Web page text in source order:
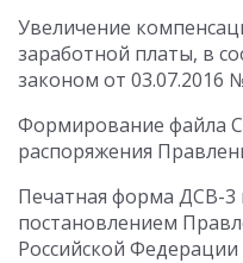
Увеличение
заработной платы, в
законом от 03.07.2016
Формирование файла
распоряжения
Печатная форма ДСВ-3
постановлением
Российской